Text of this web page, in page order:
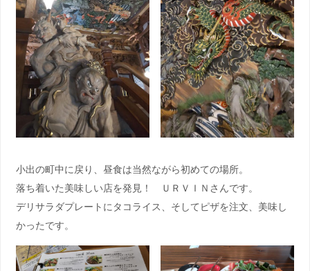
小出の町中に戻り、昼食は当然ながら初めての場所。
落ち着いた美味しい店を発見！ ＵＲＶＩＮさんです。
デリサラダプレートにタコライス、そしてピザを注文、美味し
かったです。